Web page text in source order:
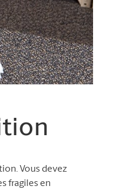
Vous devez
fragiles en